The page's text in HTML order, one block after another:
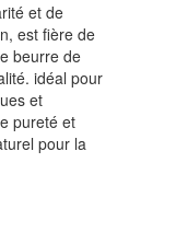
et de
est fière de
beurre de
idéal pour
et
pureté et
pour la